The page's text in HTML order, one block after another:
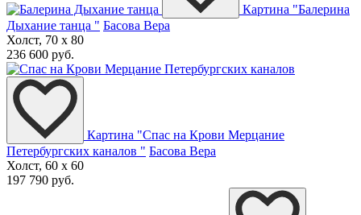
Картина "Балерина
Дыхание танца " Басова Вера
Холст, 70 x 80
236 600 руб.
Картина "Спас на Крови Мерцание
Петербургских каналов " Басова Вера
Холст, 60 x 60
197 790 руб.